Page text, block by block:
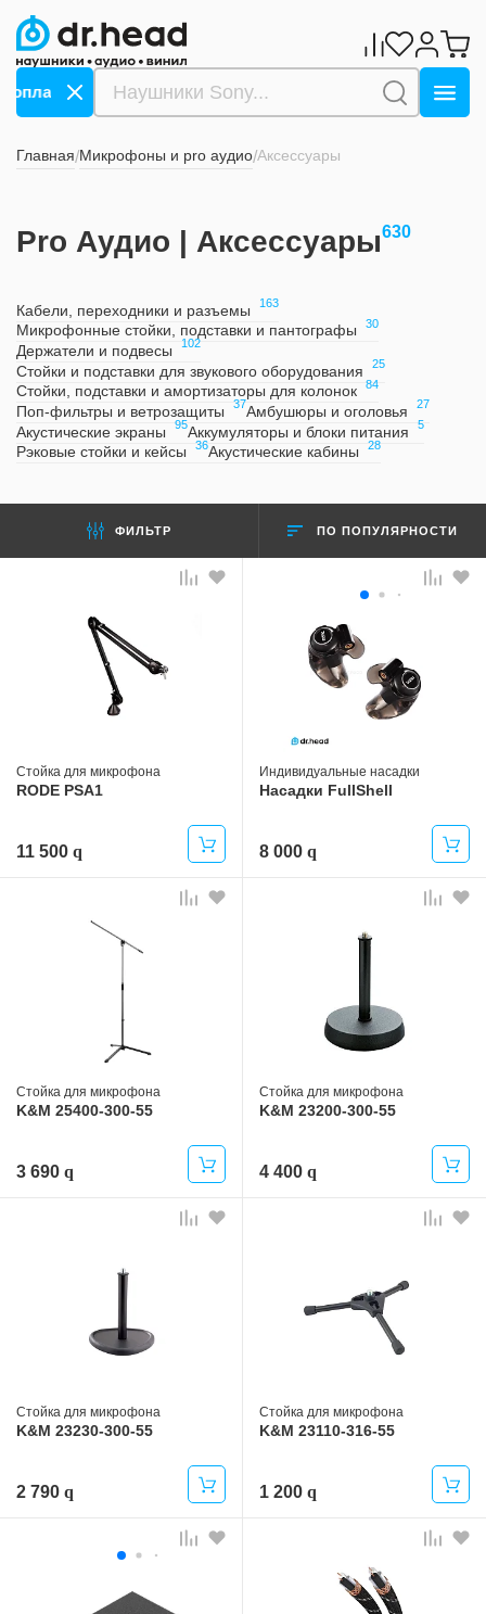
СБП ->>> Дарим 1000 бонусов за оплату СБП
Главная/Микрофоны и pro аудио/Аксессуары
Pro Аудио | Аксессуары630
Кабели, переходники и разъемы 163
Микрофонные стойки, подставки и пантографы 30
Держатели и подвесы 102
Стойки и подставки для звукового оборудования 25
Стойки, подставки и амортизаторы для колонок 84
Поп-фильтры и ветрозащиты 37Амбушюры и оголовья 27
Акустические экраны 95Аккумуляторы и блоки питания 5
Рэковые стойки и кейсы 36Акустические кабины 28
ФИЛЬТР ПО ПОПУЛЯРНОСТИ
Стойка для микрофона
RODE PSA1
11 500
Индивидуальные насадки
Насадки FullShell
8 000
Стойка для микрофона
K&M 25400-300-55
3 690
Стойка для микрофона
K&M 23200-300-55
4 400
Стойка для микрофона
K&M 23230-300-55
2 790
Стойка для микрофона
K&M 23110-316-55
1 200